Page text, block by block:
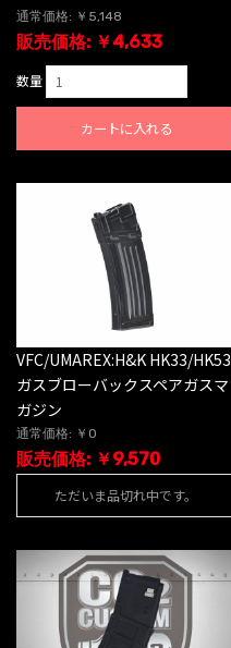
通常価格: ￥5,148
販売価格: ￥4,633
数量
カートに入れる
VFC/UMAREX:H&K HK33/HK53
ガスブローバックスペアガスマ
ガジン
通常価格: ￥0
販売価格: ￥9,570
ただいま品切れ中です。